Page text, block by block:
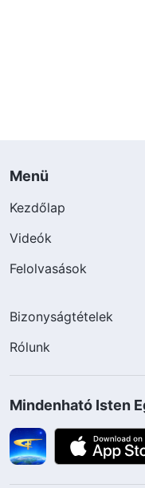
Menü
Kezdőlap
Videók
Felolvasások
Bizonyságtételek
Rólunk
Mindenható Isten